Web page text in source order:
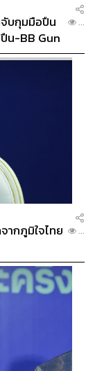
บกุมมือปืน
น-BB Gun
...
ากภูมิใจไทย
...